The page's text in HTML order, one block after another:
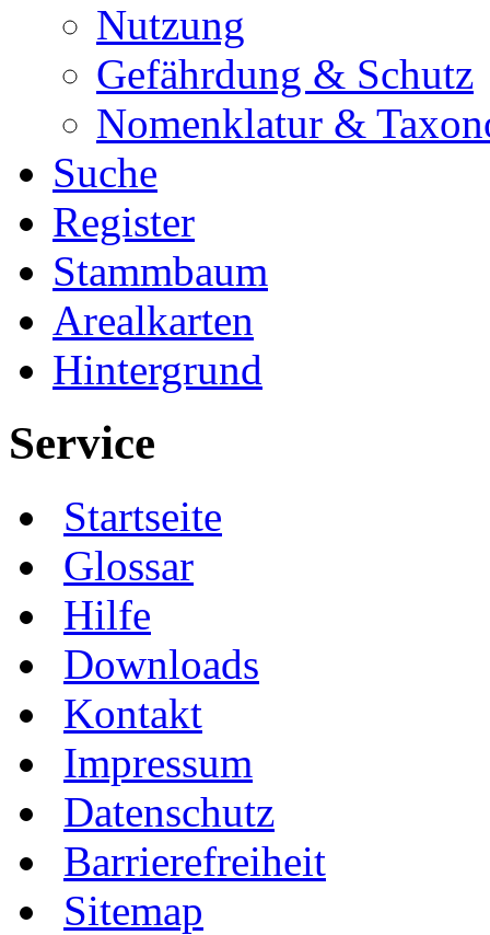
Nutzung
Gefährdung & Schutz
Nomenklatur &
Suche
Register
Stammbaum
Arealkarten
Hintergrund
Service
Startseite
Glossar
Hilfe
Downloads
Kontakt
Impressum
Datenschutz
Barrierefreiheit
Sitemap